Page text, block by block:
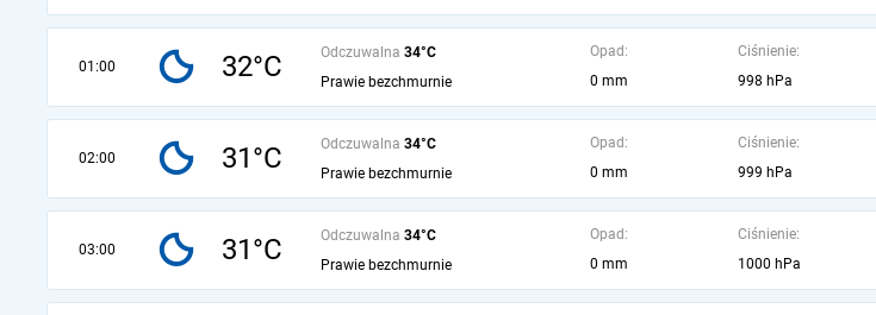
01:00 32°C Odczuwalna 34°C
Prawie bezchmurnie
Opad:
0 mm
Ciśnienie:
998 hPa
02:00 31°C Odczuwalna 34°C
Prawie bezchmurnie
Opad:
0 mm
Ciśnienie:
999 hPa
03:00 31°C Odczuwalna 34°C
Prawie bezchmurnie
Opad:
0 mm
Ciśnienie:
1000 hPa